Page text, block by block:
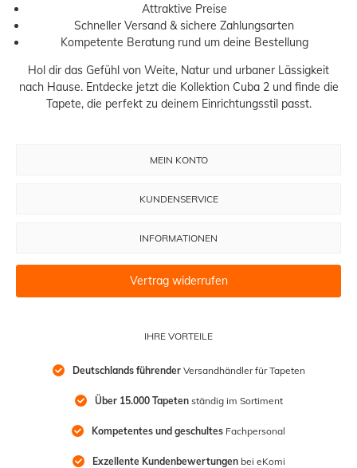
Attraktive Preise
Schneller Versand & sichere Zahlungsarten
Kompetente Beratung rund um deine Bestellung
Hol dir das Gefühl von Weite, Natur und urbaner Lässigkeit
nach Hause. Entdecke jetzt die Kollektion Cuba 2 und finde die
Tapete, die perfekt zu deinem Einrichtungsstil passt.
IHRE VORTEILE
Deutschlands führender Versandhändler für Tapeten
Über 15.000 Tapeten ständig im Sortiment
Kompetentes und geschultes Fachpersonal
Exzellente Kundenbewertungen bei eKomi
MEIN KONTO
KUNDENSERVICE
INFORMATIONEN
Vertrag widerrufen